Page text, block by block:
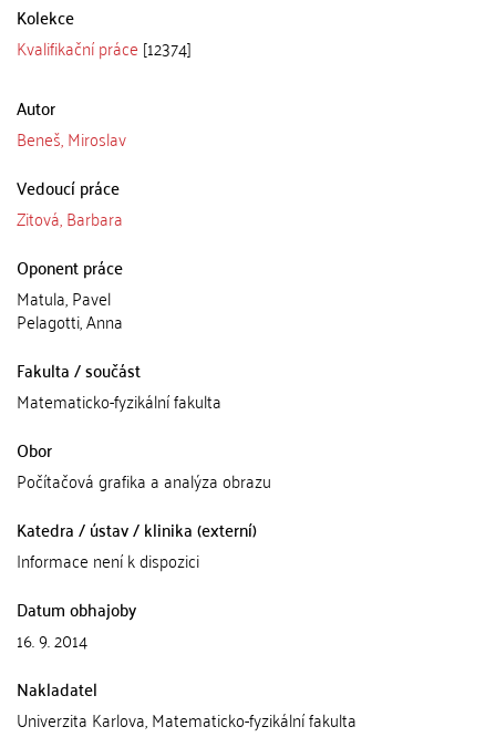
Kolekce
Kvalifikační práce [12374]
Autor
Beneš, Miroslav
Vedoucí práce
Zitová, Barbara
Oponent práce
Matula, Pavel
Pelagotti, Anna
Fakulta / součást
Matematicko-fyzikální fakulta
Obor
Počítačová grafika a analýza obrazu
Katedra / ústav / klinika (externí)
Informace není k dispozici
Datum obhajoby
16. 9. 2014
Nakladatel
Univerzita Karlova, Matematicko-fyzikální fakulta